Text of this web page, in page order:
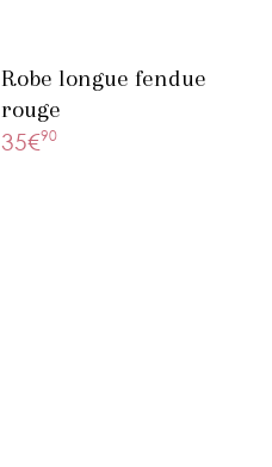
Robe longue fendue
rouge
35€90